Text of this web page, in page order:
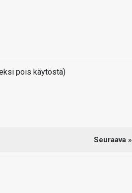
pois käytöstä)
Seuraava »